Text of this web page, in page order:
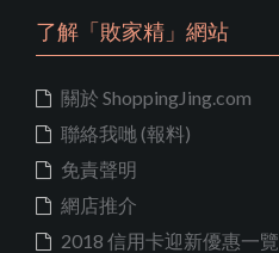
了解「敗家精」網站
關於 ShoppingJing.com
聯絡我哋 (報料)
免責聲明
網店推介
2018 信用卡迎新優惠一覽